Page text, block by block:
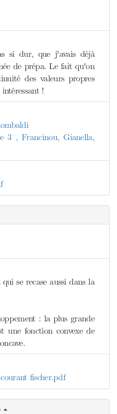
si dur, que j'avais déjà
de prépa. Le fait qu'on
des valeurs propres
!
3 , Francinou, Gianella,
se recase aussi dans la
: la plus grande
une fonction convexe de
fischer.pdf